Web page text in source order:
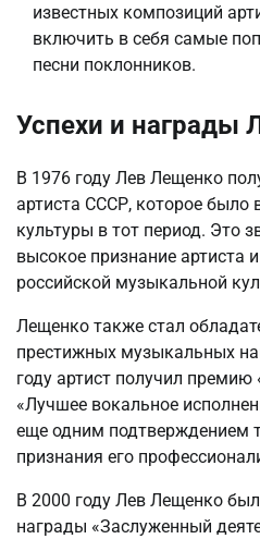
известных композиций
включить в себя самые
песни поклонников.
Успехи и награды
В 1976 году Лев Лещенко
артиста СССР, которое было
культуры в тот период. Это
высокое признание артиста
российской музыкальной
Лещенко также стал
престижных музыкальных
году артист получил
«Лучшее вокальное
еще одним подтверждением
признания его
В 2000 году Лев Лещенко
награды «Заслуженный